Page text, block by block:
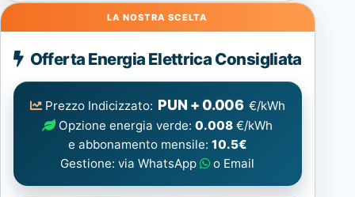
Energia
Elettrica
consigliata
Offerta Energia Elettrica Consigliata
Prezzo Indicizzato: PUN + 0.006 €/kWh
Opzione energia verde:0.008 €/kWh
e abbonamento mensile: 10.5€
Gestione: via WhatsApp
o Email